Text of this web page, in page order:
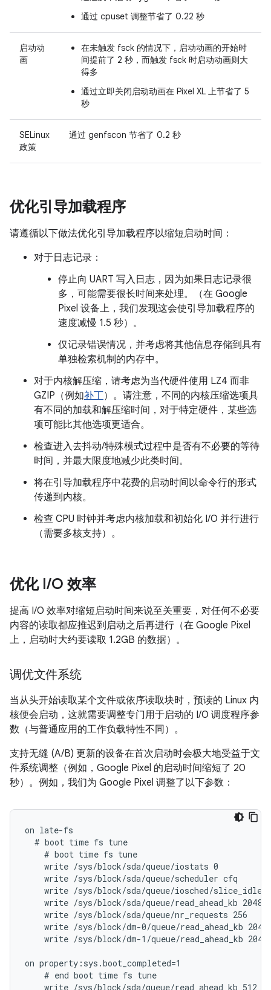
通过 cpuset 调整节省了 0.22 秒
启动动
画
在未触发 fsck 的情况下，启动动画的开始时
间提前了 2 秒，而触发 fsck 时启动动画则大
得多
通过立即关闭启动动画在 Pixel XL 上节省了 5
秒
SELinux
政策
通过 genfscon 节省了 0.2 秒
优化引导加载程序
请遵循以下做法优化引导加载程序以缩短启动时间：
对于日志记录：
停止向 UART 写入日志，因为如果日志记录很
多，可能需要很长时间来处理。（在 Google
Pixel 设备上，我们发现这会使引导加载程序的
速度减慢 1.5 秒）。
仅记录错误情况，并考虑将其他信息存储到具有
单独检索机制的内存中。
对于内核解压缩，请考虑为当代硬件使用 LZ4 而非
GZIP（例如补丁）。请注意，不同的内核压缩选项具
有不同的加载和解压缩时间，对于特定硬件，某些选
项可能比其他选项更适合。
检查进入去抖动/特殊模式过程中是否有不必要的等待
时间，并最大限度地减少此类时间。
将在引导加载程序中花费的启动时间以命令行的形式
传递到内核。
检查 CPU 时钟并考虑内核加载和初始化 I/O 并行进行
（需要多核支持）。
优化 I/O 效率
提高 I/O 效率对缩短启动时间来说至关重要，对任何不必要
内容的读取都应推迟到启动之后再进行（在 Google Pixel
上，启动时大约要读取 1.2GB 的数据）。
调优文件系统
当从头开始读取某个文件或依序读取块时，预读的 Linux 内
核便会启动，这就需要调整专门用于启动的 I/O 调度程序参
数（与普通应用的工作负载特性不同）。
支持无缝 (A/B) 更新的设备在首次启动时会极大地受益于文
件系统调整（例如，Google Pixel 的启动时间缩短了 20
秒）。例如，我们为 Google Pixel 调整了以下参数：
on late-fs
  # boot time fs tune
    # boot time fs tune
    write /sys/block/sda/queue/iostats 0
    write /sys/block/sda/queue/scheduler cfq
    write /sys/block/sda/queue/iosched/slice_idle 0
    write /sys/block/sda/queue/read_ahead_kb 2048
    write /sys/block/sda/queue/nr_requests 256
    write /sys/block/dm-0/queue/read_ahead_kb 2048
    write /sys/block/dm-1/queue/read_ahead_kb 2048
on property:sys.boot_completed=1
    # end boot time fs tune
    write /sys/block/sda/queue/read_ahead_kb 512